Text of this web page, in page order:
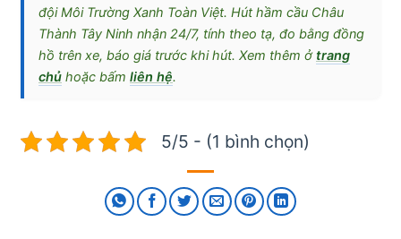
đội Môi Trường Xanh Toàn Việt. Hút hầm cầu Châu
Thành Tây Ninh nhận 24/7, tính theo tạ, đo bằng đồng
hồ trên xe, báo giá trước khi hút. Xem thêm ở trang
chủ hoặc bấm liên hệ.
5/5 - (1 bình chọn)